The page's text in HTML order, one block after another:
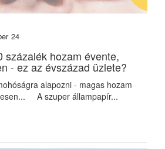
24
százalék hozam évente,
- ez az évszázad üzlete?
alapozni - magas hozam
A szuper állampapír...